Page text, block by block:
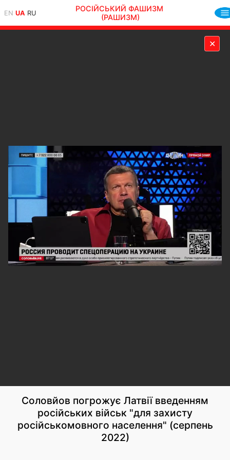
EN UA RU
РОСІЙСЬКИЙ ФАШИЗМ
(РАШИЗМ)
✕
Соловйов погрожує Латвії введенням
російських військ "для захисту
російськомовного населення" (серпень
2022)